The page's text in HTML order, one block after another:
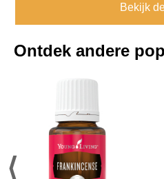
Bekijk
Ontdek andere